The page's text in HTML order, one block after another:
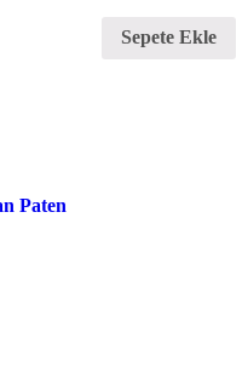
Sepete Ekle
Paten